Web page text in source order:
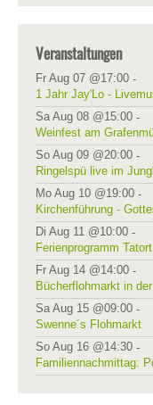
Veranstaltungen
Fr Aug 07 @17:00 -
1 Jahr Jay'Lo -
Sa Aug 08 @15:00 -
Weinfest am
So Aug 09 @20:00 -
Ringelspü live im
Mo Aug 10 @19:00 -
Kirchenführung -
Di Aug 11 @10:00 -
Ferienprogramm
Fr Aug 14 @14:00 -
Bücherflohmarkt in
Sa Aug 15 @09:00 -
Swenne´s Flohmarkt
So Aug 16 @14:30 -
Familiennachmittag: